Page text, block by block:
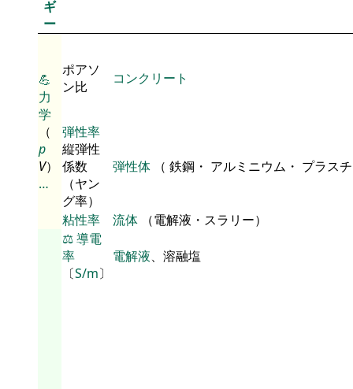
ギ
ー
💪
力
学
（
p
V）
…
ポアソ
ン比
コンクリート
弾性率
縦弾性
係数
（ヤン
グ率）
弾性体 （ 鉄鋼・ アルミニウム・ プラス
粘性率 流体 （電解液・スラリー）
⚖️導電
率
〔S/m〕
電解液、溶融塩